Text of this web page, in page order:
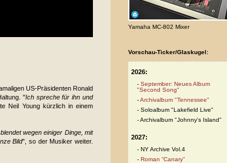
US-Präsidenten Ronald
"Ich spreche für ihn und
Neil Young kürzlich in einem
wegen einiger Dinge, mit
Bild", so der Musiker weiter.
Yamaha MC-802 Mixer
Vorschau-Ticker/Glaskugel:
2026:
September: Neues Album
"Second Song"
Archivalbum "Tennessee"
Soloalbum "Lakefield Live"
Archivalbum "Johnny's Island"
2027:
NY Archive Vol.4
Roman “Canary”